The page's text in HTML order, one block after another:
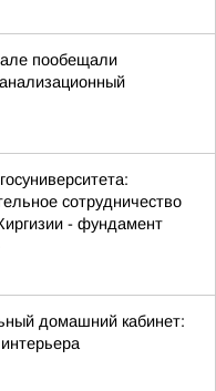
пообещали
сотрудничество
- фундамент
домашний кабинет: